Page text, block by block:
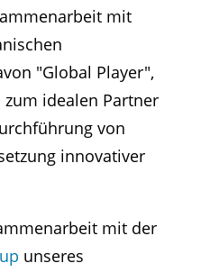
mit
"Global Player",
idealen Partner
von
innovativer
mit der
unseres